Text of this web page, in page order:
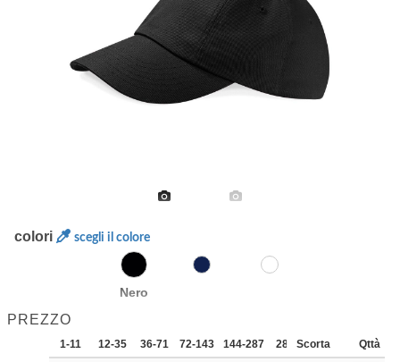
colori scegli il colore
Nero
PREZZO
1-11 12-35 36-71 72-143 144-287 288 + Altri
Scorta Qttà